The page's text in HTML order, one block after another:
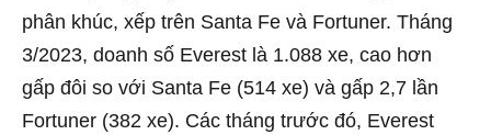
phân khúc, xếp trên Santa Fe và Fortuner. Tháng
3/2023, doanh số Everest là 1.088 xe, cao hơn
gấp đôi so với Santa Fe (514 xe) và gấp 2,7 lần
Fortuner (382 xe). Các tháng trước đó, Everest